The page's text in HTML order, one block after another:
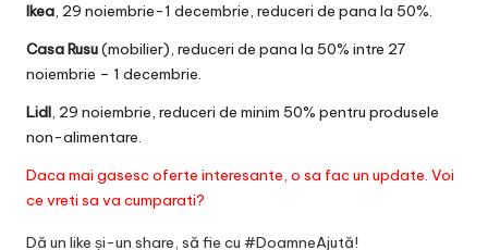
Ikea, 29 noiembrie-1 decembrie, reduceri de pana la 50%.
Casa Rusu(mobilier), reduceri de pana la 50% intre 27
noiembrie – 1 decembrie.
Lidl, 29 noiembrie, reduceri de minim 50% pentru produsele
non-alimentare.
Daca mai gasesc oferte interesante, o sa fac un update. Voi
ce vreti sa va cumparati?
Dă un like și-un share, să fie cu #DoamneAjută!